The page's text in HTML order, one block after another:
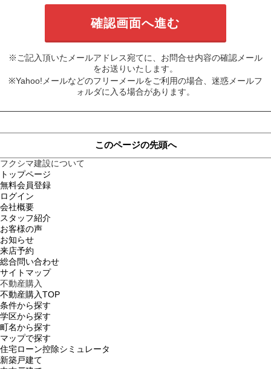
※ご記入頂いたメールアドレス宛てに、お問合せ内容の確認メール
をお送りいたします。
※Yahoo!メールなどのフリーメールをご利用の場合、迷惑メールフ
ォルダに入る場合があります。
このページの先頭へ
フクシマ建設について
トップページ
無料会員登録
ログイン
会社概要
スタッフ紹介
お客様の声
お知らせ
来店予約
総合問い合わせ
サイトマップ
不動産購入
不動産購入TOP
条件から探す
学区から探す
町名から探す
マップで探す
住宅ローン控除シミュレータ
新築戸建て